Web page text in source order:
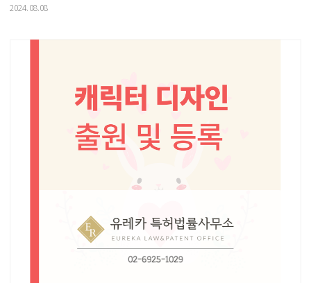
2024.08.08